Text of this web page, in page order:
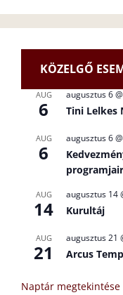
KÖZELGŐ
AUG
6
augusztus 6
Tini Lelkes
AUG
6
augusztus 6
AUG
14
augusztus 14
Kurultáj
AUG
21
augusztus 21
Arcus
Naptár megtekintése